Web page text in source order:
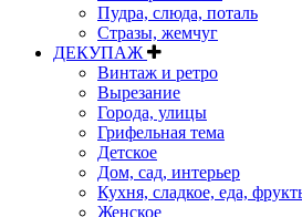
Пудра, слюда, поталь
Стразы, жемчуг
ДЕКУПАЖ
Винтаж и ретро
Вырезание
Города, улицы
Грифельная тема
Детское
Дом, сад, интерьер
Кухня, сладкое, еда,
Женское